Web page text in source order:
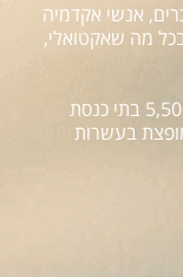
אנשי אקדמיה
בכל מה שאקטואלי,
השבועון מופץ בעשרות אלפי עותקים בכ-5,500 בתי כנסת
בעשרות